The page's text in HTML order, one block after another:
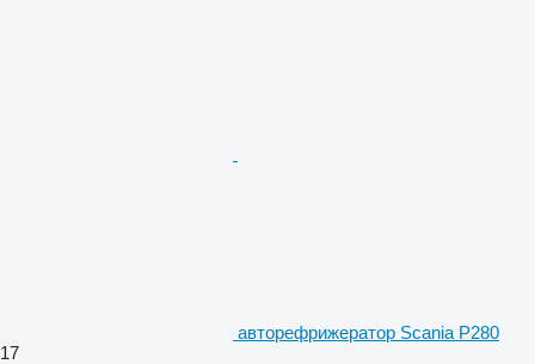
авторефрижератор Scania P280
17